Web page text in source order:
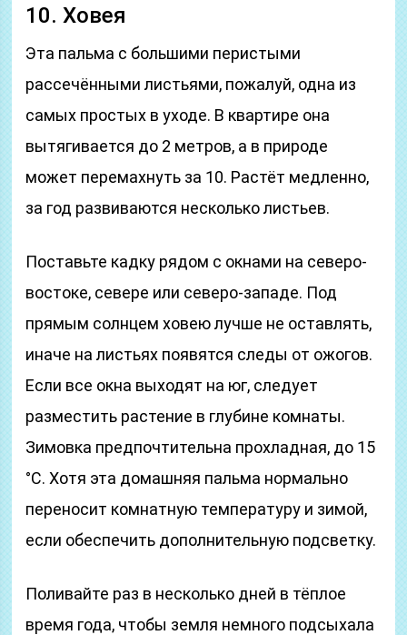
10. Ховея
Эта пальма с большими перистыми
рассечёнными листьями, пожалуй, одна из
самых простых в уходе. В квартире она
вытягивается до 2 метров, а в природе
может перемахнуть за 10. Растёт медленно,
за год развиваются несколько листьев.
Поставьте кадку рядом с окнами на северо-
востоке, севере или северо-западе. Под
прямым солнцем ховею лучше не оставлять,
иначе на листьях появятся следы от ожогов.
Если все окна выходят на юг, следует
разместить растение в глубине комнаты.
Зимовка предпочтительна прохладная, до 15
°С. Хотя эта домашняя пальма нормально
переносит комнатную температуру и зимой,
если обеспечить дополнительную подсветку.
Поливайте раз в несколько дней в тёплое
время года, чтобы земля немного подсыхала